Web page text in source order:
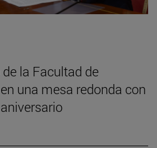
la Facultad de
una mesa redonda con